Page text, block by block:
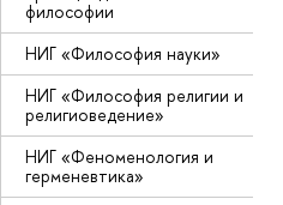
философии
НИГ «Философия науки»
НИГ «Философия религии и
религиоведение»
НИГ «Феноменология и
герменевтика»